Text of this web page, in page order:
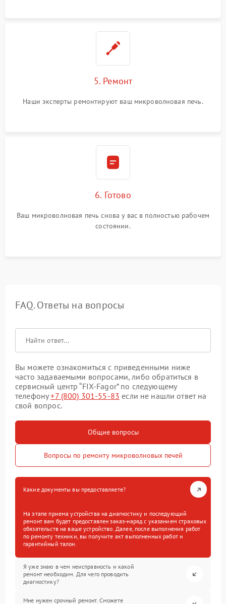
5. Ремонт
Наши эксперты ремонтируют ваш микроволновая печь.
6. Готово
Ваш микроволновая печь снова у вас в полностью рабочем
состоянии.
FAQ. Ответы на вопросы
Вы можете ознакомиться с приведенными ниже
часто задаваемыми вопросами, либо обратиться в
сервисный центр “FIX-Fagor” по следующему
телефону+7 (800) 301-55-83 если не нашли ответ на
свой вопрос.
Общие вопросы
Вопросы по ремонту микроволновых печей
Какие документы вы предоставляете?
На этапе приема устройства на диагностику и последующий
ремонт вам будет предоставлен заказ-наряд с указанием страховых
обязательств на ваше устройство. Далее, после выполнения работ
по ремонту техники, вы получите акт выполненных работ и
гарантийный талон.
Я уже знаю в чем неисправность и какой
ремонт необходим. Для чего проводить
диагностику?
Мне нужен срочный ремонт. Сможете